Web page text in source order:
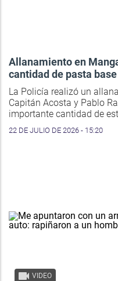
Allanamiento en
cantidad de pasta
La Policía realizó un
Capitán Acosta y Pablo
importante cantidad de
22 DE JULIO DE 2026 - 15:20
VIDEO